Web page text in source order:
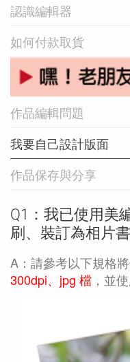
認識編輯器
如何付款取貨
作品編輯問題
我要自己設計版面
作品保存與分享
Q1：我已使用美
刷、裝訂為相片
A：請參考以下規格
300dpi、jpg 檔 ，並